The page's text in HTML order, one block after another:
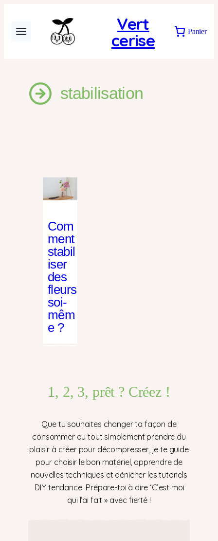
contenu
Vert
cerise
Panier
stabilisation
Com
ment
stabil
iser
des
fleurs
soi-
mêm
e ?
1, 2, 3, prêt ? Créez !
Que tu souhaites changer ta façon de
consommer ou tout simplement prendre du
plaisir à créer pour décompresser, je te guide
pour choisir le bon matériel, apprendre de
nouvelles techniques et dénicher les tutoriels
DIY tendance. Prépare-toi à dire ‘C’est moi
qui l’ai fait » avec fierté !